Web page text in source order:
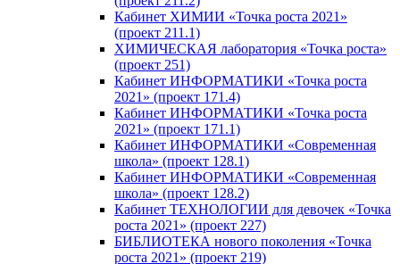
Кабинет ХИМИИ «Точка роста 2021»
(проект 211.1)
ХИМИЧЕСКАЯ лаборатория «Точка роста»
(проект 251)
Кабинет ИНФОРМАТИКИ «Точка роста
2021» (проект 171.4)
Кабинет ИНФОРМАТИКИ «Точка роста
2021» (проект 171.1)
Кабинет ИНФОРМАТИКИ «Современная
школа» (проект 128.1)
Кабинет ИНФОРМАТИКИ «Современная
школа» (проект 128.2)
Кабинет ТЕХНОЛОГИИ для девочек «Точка
роста 2021» (проект 227)
БИБЛИОТЕКА нового поколения «Точка
роста 2021» (проект 219)